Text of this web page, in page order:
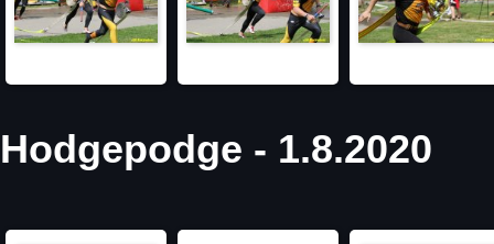
Hodgepodge - 1.8.2020